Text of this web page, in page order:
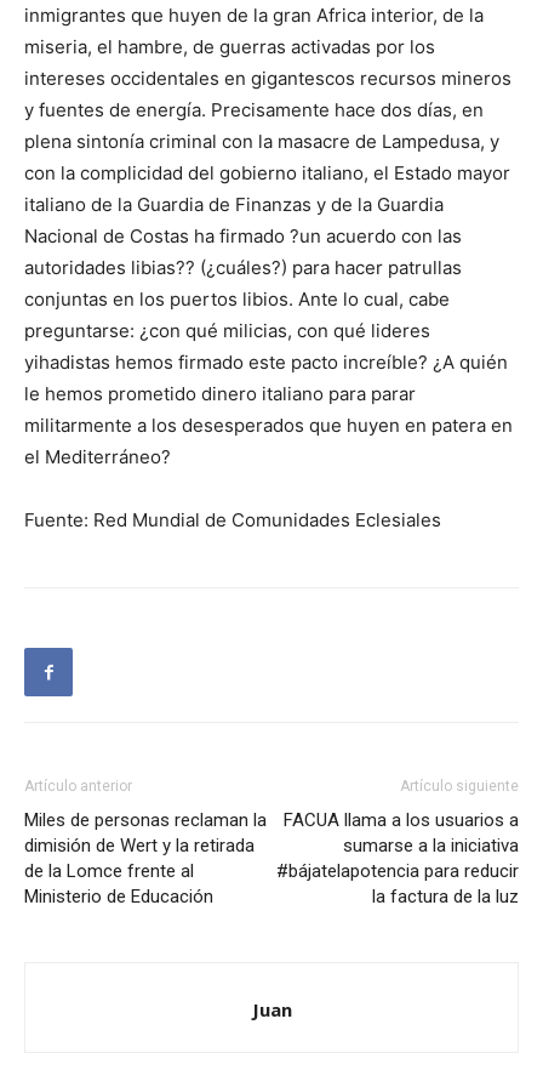
inmigrantes que huyen de la gran Africa interior, de la
miseria, el hambre, de guerras activadas por los
intereses occidentales en gigantescos recursos mineros
y fuentes de energía. Precisamente hace dos días, en
plena sintonía criminal con la masacre de Lampedusa, y
con la complicidad del gobierno italiano, el Estado mayor
italiano de la Guardia de Finanzas y de la Guardia
Nacional de Costas ha firmado ?un acuerdo con las
autoridades libias?? (¿cuáles?) para hacer patrullas
conjuntas en los puertos libios. Ante lo cual, cabe
preguntarse: ¿con qué milicias, con qué lideres
yihadistas hemos firmado este pacto increíble? ¿A quién
le hemos prometido dinero italiano para parar
militarmente a los desesperados que huyen en patera en
el Mediterráneo?
Fuente: Red Mundial de Comunidades Eclesiales
Artículo anterior
Miles de personas reclaman la
dimisión de Wert y la retirada
de la Lomce frente al
Ministerio de Educación
Artículo siguiente
FACUA llama a los usuarios a
sumarse a la iniciativa
#bájatelapotencia para reducir
la factura de la luz
Juan